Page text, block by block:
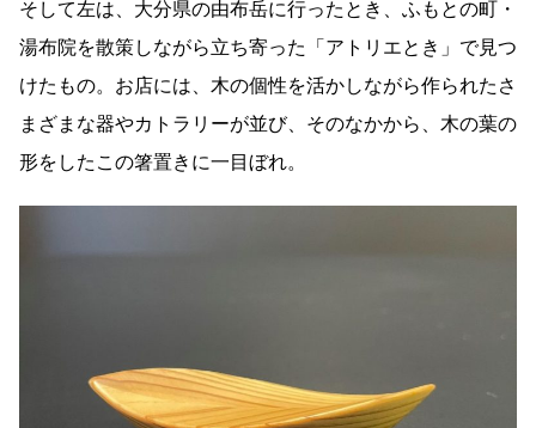
そして左は、大分県の由布岳に行ったとき、ふもとの町・
湯布院を散策しながら立ち寄った「アトリエとき」で見つ
けたもの。お店には、木の個性を活かしながら作られたさ
まざまな器やカトラリーが並び、そのなかから、木の葉の
形をしたこの箸置きに一目ぼれ。